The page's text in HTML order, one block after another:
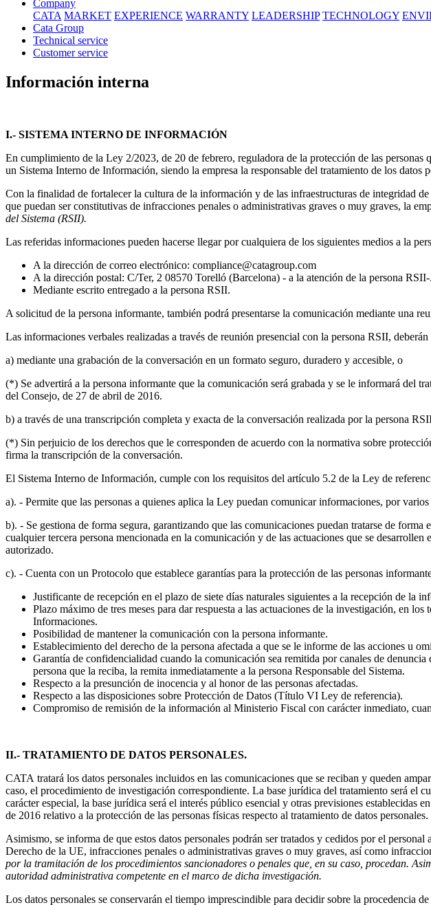
Company
CATA MARKET EXPERIENCE WARRANTY LEADERSHIP TECHNOLOGY
Cata Group
Technical service
Customer service
Información interna
I.- SISTEMA INTERNO DE INFORMACIÓN
En cumplimiento de la Ley 2/2023, de 20 de febrero, reguladora de la protección de las
un Sistema Interno de Información, siendo la empresa la responsable del tratamiento de los
Con la finalidad de fortalecer la cultura de la información y de las infraestructuras de integridad
que puedan ser constitutivas de infracciones penales o administrativas graves o muy graves, la
del Sistema (RSII).
Las referidas informaciones pueden hacerse llegar por cualquiera de los siguientes medios a la
A la dirección de correo electrónico: compliance@catagroup.com
A la dirección postal: C/Ter, 2 08570 Torelló (Barcelona) - a la atención de la persona RSII-.
Mediante escrito entregado a la persona RSII.
A solicitud de la persona informante, también podrá presentarse la comunicación mediante una
Las informaciones verbales realizadas a través de reunión presencial con la persona RSII,
a) mediante una grabación de la conversación en un formato seguro, duradero y accesible, o
(*) Se advertirá a la persona informante que la comunicación será grabada y se le informará del
del Consejo, de 27 de abril de 2016.
b) a través de una transcripción completa y exacta de la conversación realizada por la persona
(*) Sin perjuicio de los derechos que le corresponden de acuerdo con la normativa sobre
firma la transcripción de la conversación.
El Sistema Interno de Información, cumple con los requisitos del artículo 5.2 de la Ley de
a). - Permite que las personas a quienes aplica la Ley puedan comunicar informaciones, por
b). - Se gestiona de forma segura, garantizando que las comunicaciones puedan tratarse de
cualquier tercera persona mencionada en la comunicación y de las actuaciones que se
autorizado.
c). - Cuenta con un Protocolo que establece garantías para la protección de las personas
Justificante de recepción en el plazo de siete días naturales siguientes a la recepción de la
Plazo máximo de tres meses para dar respuesta a las actuaciones de la investigación, en
Informaciones.
Posibilidad de mantener la comunicación con la persona informante.
Establecimiento del derecho de la persona afectada a que se le informe de las acciones u
Garantía de confidencialidad cuando la comunicación sea remitida por canales de
persona que la reciba, la remita inmediatamente a la persona Responsable del Sistema.
Respecto a la presunción de inocencia y al honor de las personas afectadas.
Respecto a las disposiciones sobre Protección de Datos (Título VI Ley de referencia).
Compromiso de remisión de la información al Ministerio Fiscal con carácter inmediato,
II.- TRATAMIENTO DE DATOS PERSONALES.
CATA tratará los datos personales incluidos en las comunicaciones que se reciban y queden
caso, el procedimiento de investigación correspondiente. La base jurídica del tratamiento será
carácter especial, la base jurídica será el interés público esencial y otras previsiones
de 2016 relativo a la protección de las personas físicas respecto al tratamiento de datos personales.
Asimismo, se informa de que estos datos personales podrán ser tratados y cedidos por el
Derecho de la UE, infracciones penales o administrativas graves o muy graves, así como
por la tramitación de los procedimientos sancionadores o penales que, en su caso, procedan.
autoridad administrativa competente en el marco de dicha investigación.
Los datos personales se conservarán el tiempo imprescindible para decidir sobre la procedencia